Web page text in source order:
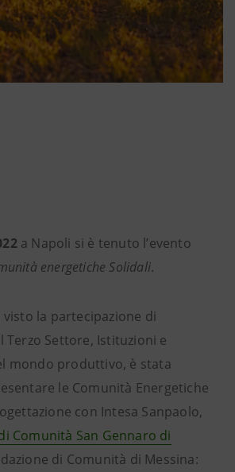
a Napoli si è tenuto l’evento
energetiche Solidali.
visto la partecipazione di
Terzo Settore, Istituzioni e
mondo produttivo, è stata
le Comunità Energetiche
con Intesa Sanpaolo,
Comunità San Gennaro di
di Comunità di Messina: